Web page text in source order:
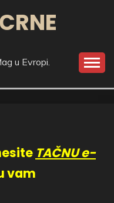
u Evropi.
TAČNU e-
vam